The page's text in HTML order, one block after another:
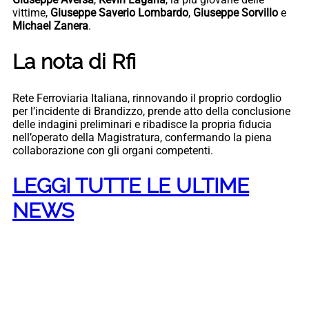
vittime, Giuseppe Saverio Lombardo, Giuseppe Sorvillo e
Michael Zanera.
La nota di Rfi
Rete Ferroviaria Italiana, rinnovando il proprio cordoglio
per l’incidente di Brandizzo, prende atto della conclusione
delle indagini preliminari e ribadisce la propria fiducia
nell’operato della Magistratura, confermando la piena
collaborazione con gli organi competenti.
LEGGI TUTTE LE ULTIME
NEWS